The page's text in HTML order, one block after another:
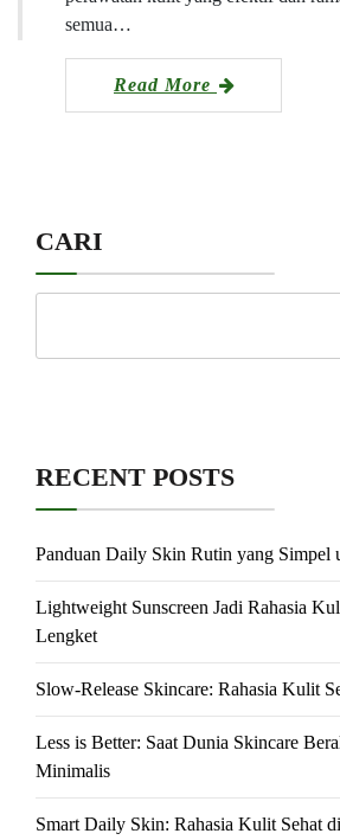
semua…
Read More
CARI
RECENT POSTS
Panduan Daily Skin Rutin yang Simpel
Lightweight Sunscreen Jadi Rahasia
Lengket
Slow-Release Skincare: Rahasia Kulit
Less is Better: Saat Dunia Skincare
Minimalis
Smart Daily Skin: Rahasia Kulit Sehat